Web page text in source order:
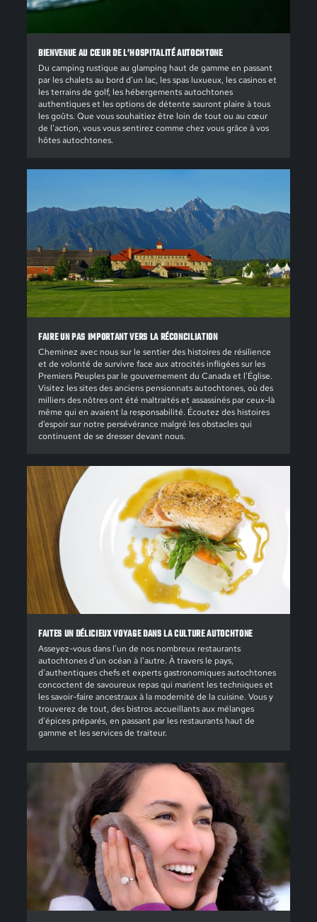
BIENVENUE AU CŒUR DE L’HOSPITALITÉ AUTOCHTONE
Du camping rustique au glamping haut de gamme en passant
par les chalets au bord d’un lac, les spas luxueux, les casinos et
les terrains de golf, les hébergements autochtones
authentiques et les options de détente sauront plaire à tous
les goûts. Que vous souhaitiez être loin de tout ou au cœur
de l'action, vous vous sentirez comme chez vous grâce à vos
hôtes autochtones.
FAIRE UN PAS IMPORTANT VERS LA RÉCONCILIATION
Cheminez avec nous sur le sentier des histoires de résilience
et de volonté de survivre face aux atrocités infligées sur les
Premiers Peuples par le gouvernement du Canada et l'Église.
Visitez les sites des anciens pensionnats autochtones, où des
milliers des nôtres ont été maltraités et assassinés par ceux-là
même qui en avaient la responsabilité. Écoutez des histoires
d’espoir sur notre persévérance malgré les obstacles qui
continuent de se dresser devant nous.
FAITES UN DÉLICIEUX VOYAGE DANS LA CULTURE AUTOCHTONE
Asseyez-vous dans l'un de nos nombreux restaurants
autochtones d'un océan à l'autre. À travers le pays,
d'authentiques chefs et experts gastronomiques autochtones
concoctent de savoureux repas qui marient les techniques et
les savoir-faire ancestraux à la modernité de la cuisine. Vous y
trouverez de tout, des bistros accueillants aux mélanges
d'épices préparés, en passant par les restaurants haut de
gamme et les services de traiteur.